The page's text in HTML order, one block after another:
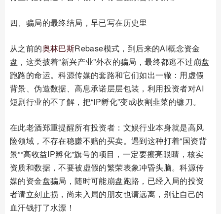
四、骗局的最终结局，早已写在历史里
从之前的奥林巴斯Rebase模式，到后来的AI概念资金
盘，这类披着“新兴产业”外衣的骗局，最终都逃不过崩盘
跑路的命运。科源传媒的套路和它们如出一辙：用虚假
背景、伪造数据、高息承诺层层包装，利用投资者对AI
短剧行业的不了解，把“IP孵化”变成收割韭菜的镰刀。
在此老酒郑重提醒所有投资者：文娱行业本身就是高风
险领域，不存在稳赚不赔的买卖。遇到这种打着“国资背
景”“高收益IP孵化”旗号的项目，一定要擦亮眼睛，核实
资质和数据，不要被虚假的繁荣表象冲昏头脑。科源传
媒的资金盘骗局，随时可能崩盘跑路，已经入局的投资
者请立刻止损，尚未入局的朋友也请远离，别让自己的
血汗钱打了水漂！